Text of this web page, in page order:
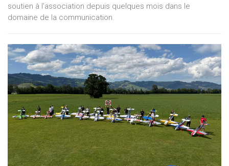
soutien à l'association depuis quelques mois dans le
domaine de la communication.